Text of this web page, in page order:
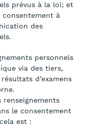
prévus à la loi; et
à
des
personnels
via des tiers,
d’examens
le consentement
est :